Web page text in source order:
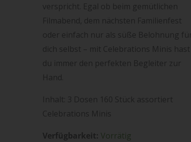
verspricht. Egal ob beim gemütlichen
Filmabend, dem nächsten Familienfest
oder einfach nur als süße Belohnung für
dich selbst – mit Celebrations Minis hast
du immer den perfekten Begleiter zur
Hand.
Inhalt: 3 Dosen 160 Stück assortiert
Celebrations Minis
Verfügbarkeit: Vorrätig